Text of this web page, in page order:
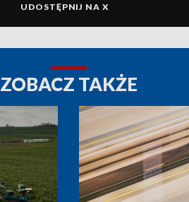
UDOSTĘPNIJ NA X
ZOBACZ TAKŻE